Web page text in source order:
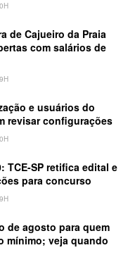
de Cajueiro da Praia
com salários de
e usuários do
revisar configurações
TCE-SP retifica edital e
para concurso
de agosto para quem
mínimo; veja quando